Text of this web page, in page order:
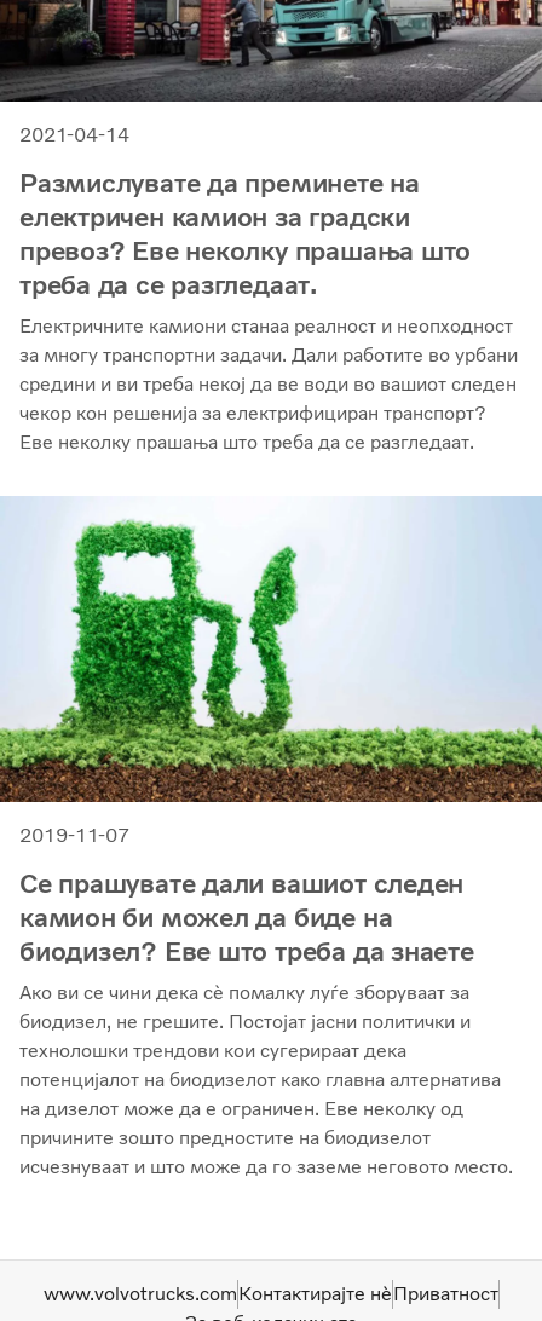
2021-04-14
Размислувате да преминете на
електричен камион за градски
превоз? Еве неколку прашања што
треба да се разгледаат.
Електричните камиони станаа реалност и неопходност
за многу транспортни задачи. Дали работите во урбани
средини и ви треба некој да ве води во вашиот следен
чекор кон решенија за електрифициран транспорт?
Еве неколку прашања што треба да се разгледаат.
2019-11-07
Се прашувате дали вашиот следен
камион би можел да биде на
биодизел? Еве што треба да знаете
Ако ви се чини дека сè помалку луѓе зборуваат за
биодизел, не грешите. Постојат јасни политички и
технолошки трендови кои сугерираат дека
потенцијалот на биодизелот како главна алтернатива
на дизелот може да е ограничен. Еве неколку од
причините зошто предностите на биодизелот
исчезнуваат и што може да го заземе неговото место.
www.volvotrucks.comКонтактирајте нѐПриватност